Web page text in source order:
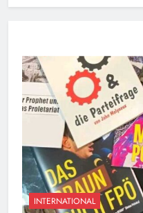
INTERNATIONAL